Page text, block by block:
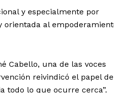
y especialmente por
orientada al
Cabello, una de las voces
reivindicó el papel
todo lo que ocurre cerca”.